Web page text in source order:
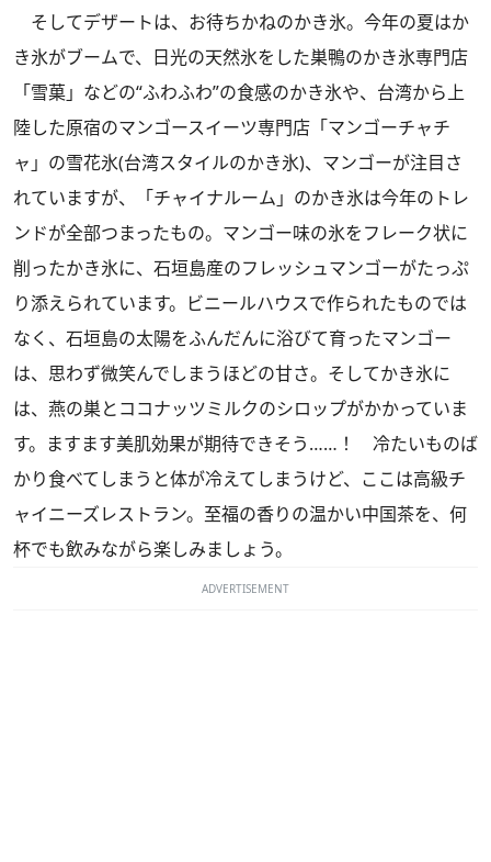
そしてデザートは、お待ちかねのかき氷。今年の夏はか
き氷がブームで、日光の天然氷をした巣鴨のかき氷専門店
「雪菓」などの“ふわふわ”の食感のかき氷や、台湾から上
陸した原宿のマンゴースイーツ専門店「マンゴーチャチ
ャ」の雪花氷(台湾スタイルのかき氷)、マンゴーが注目さ
れていますが、「チャイナルーム」のかき氷は今年のトレ
ンドが全部つまったもの。マンゴー味の氷をフレーク状に
削ったかき氷に、石垣島産のフレッシュマンゴーがたっぷ
り添えられています。ビニールハウスで作られたものでは
なく、石垣島の太陽をふんだんに浴びて育ったマンゴー
は、思わず微笑んでしまうほどの甘さ。そしてかき氷に
は、燕の巣とココナッツミルクのシロップがかかっていま
す。ますます美肌効果が期待できそう……！ 冷たいものば
かり食べてしまうと体が冷えてしまうけど、ここは高級チ
ャイニーズレストラン。至福の香りの温かい中国茶を、何
杯でも飲みながら楽しみましょう。
ADVERTISEMENT